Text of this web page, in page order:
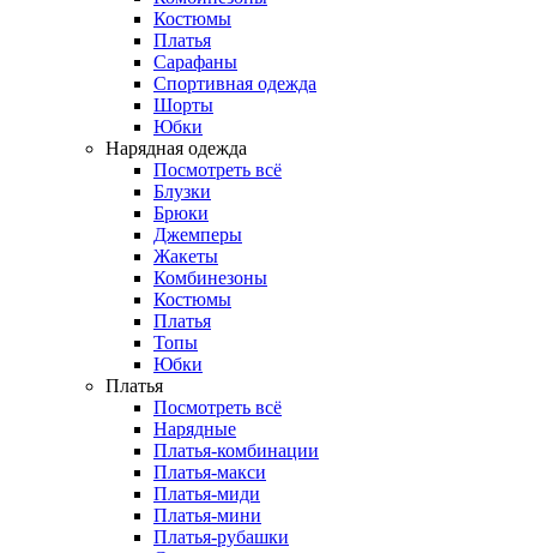
Костюмы
Платья
Сарафаны
Спортивная одежда
Шорты
Юбки
Нарядная одежда
Посмотреть всё
Блузки
Брюки
Джемперы
Жакеты
Комбинезоны
Костюмы
Платья
Топы
Юбки
Платья
Посмотреть всё
Нарядные
Платья-комбинации
Платья-макси
Платья-миди
Платья-мини
Платья-рубашки